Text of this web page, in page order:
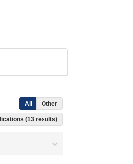
All Other
(13 results)